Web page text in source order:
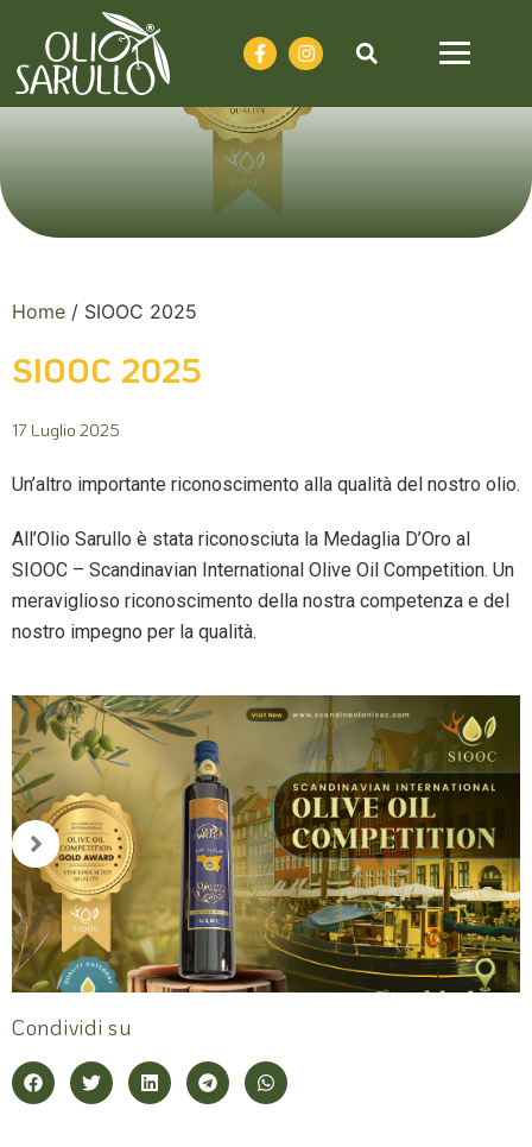
Home / SIOOC 2025
SIOOC 2025
17 Luglio 2025
Un’altro importante riconoscimento alla qualità del nostro olio.
All’Olio Sarullo è stata riconosciuta la Medaglia D’Oro al
SIOOC – Scandinavian International Olive Oil Competition. Un
meraviglioso riconoscimento della nostra competenza e del
nostro impegno per la qualità.
Condividi su